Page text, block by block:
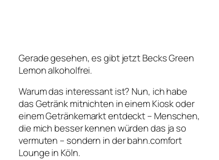
Gerade gesehen, es gibt jetzt Becks Green
Lemon alkoholfrei.
Warum das interessant ist? Nun, ich habe
das Getränk mitnichten in einem Kiosk oder
einem Getränkemarkt entdeckt – Menschen,
die mich besser kennen würden das ja so
vermuten – sondern in der bahn.comfort
Lounge in Köln.